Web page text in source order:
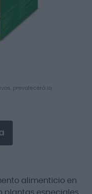
prevalecerá la
alimenticio en
plantas especiales